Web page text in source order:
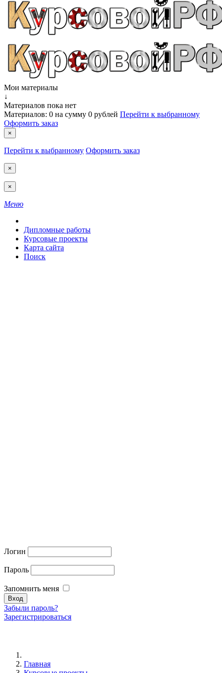
Мои материалы
↓
Материалов пока нет
Материалов: 0 на сумму 0 рублей Перейти к выбранному
Оформить заказ
×
Перейти к выбранному Оформить заказ
×
×
Меню
Дипломные работы
Курсовые проекты
Карта сайта
Поиск
Логин
Пароль
Запомнить меня
Забыли пароль?
Зарегистрироваться
Главная